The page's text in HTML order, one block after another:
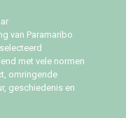
van Paramaribo
met vele normen
omringende
geschiedenis en